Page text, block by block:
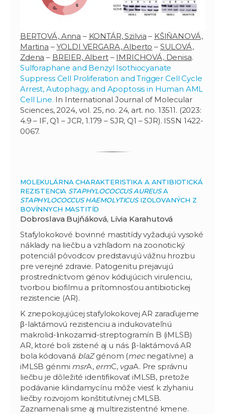
BERTOVÁ, Anna – KONTÁR, Szilvia – KŠIŇANOVÁ,
Martina – YOLDI VERGARA, Alberto – SULOVÁ,
Zdena – BREIER, Albert– IMRICHOVÁ, Denisa.
Sulforaphane and Benzyl Isothiocyanate
Suppress Cell Proliferation and Trigger Cell Cycle
Arrest, Autophagy, and Apoptosis in Human AML
Cell Line. In International Journal of Molecular
Sciences, 2024, vol. 25, no. 24, art. no. 13511. (2023:
4.9 – IF, Q1 – JCR, 1.179 – SJR, Q1 – SJR). ISSN 1422-
0067.
MOLEKULÁRNA CHARAKTERISTIKA A ANTIBIOTICKÁ
REZISTENCIA STAPHYLOCOCCUS AUREUSA
STAPHYLOCOCCUS HAEMOLYTICUSIZOLOVANÝCH Z
BOVÍNNYCH MASTITÍD
Dobroslava Bujňáková, Lívia Karahutová
Stafylokokové bovinné mastitídy vyžadujú vysoké
náklady na liečbu a vzhľadom na zoonotický
potenciál pôvodcov predstavujú vážnu hrozbu
pre verejné zdravie. Patogenitu prejavujú
prostredníctvom génov kódujúcich virulenciu,
tvorbou biofilmu a prítomnosťou antibiotickej
rezistencie (AR).
K znepokojujúcej stafylokokovej AR zaraďujeme
β-laktámovú rezistenciu a indukovateľnú
makrolid-linkozamid-streptogramín B (iMLSB)
AR, ktoré boli zistené aj u nás. β-laktámová AR
bola kódovaná blaZgénom (mecnegatívne) a
iMLSB génmi msrA, ermC, vgaA. Pre správnu
liečbu je dôležité identifikovať iMLSB, pretože
podávanie klindamycínu môže viesť k zlyhaniu
liečby rozvojom konštitutívnej cMLSB.
Zaznamenali sme aj multirezistentné kmene.